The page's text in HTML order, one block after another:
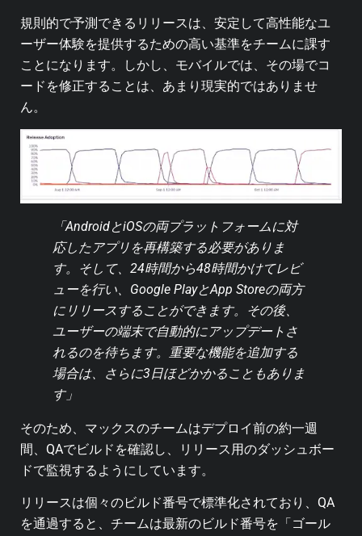
規則的で予測できるリリースは、安定して高性能なユ
ーザー体験を提供するための高い基準をチームに課す
ことになります。しかし、モバイルでは、その場でコ
ードを修正することは、あまり現実的ではありませ
ん。
「AndroidとiOSの両プラットフォームに対
応したアプリを再構築する必要がありま
す。そして、24時間から48時間かけてレビ
ューを行い、Google PlayとApp Storeの両方
にリリースすることができます。その後、
ユーザーの端末で自動的にアップデートさ
れるのを待ちます。重要な機能を追加する
場合は、さらに3日ほどかかることもありま
す」
そのため、マックスのチームはデプロイ前の約一週
間、QAでビルドを確認し、リリース用のダッシュボー
ドで監視するようにしています。
リリースは個々のビルド番号で標準化されており、QA
を通過すると、チームは最新のビルド番号を「ゴール